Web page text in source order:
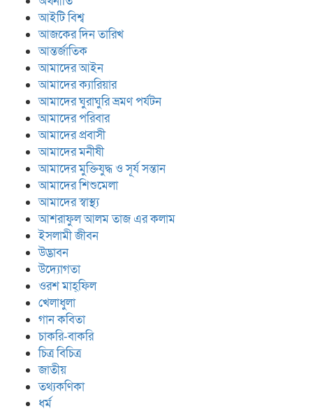
আইটি বিশ্ব
আজকের দিন তারিখ
আন্তর্জাতিক
আমাদের আইন
আমাদের ক্যারিয়ার
আমাদের ঘুরাঘুরি ভ্রমণ পর্যটন
আমাদের পরিবার
আমাদের প্রবাসী
আমাদের মনীষী
আমাদের মুক্তিযুদ্ধ ও সূর্য সন্তান
আমাদের শিশুমেলা
আমাদের স্বাস্থ্য
আশরাফুল আলম তাজ এর কলাম
ইসলামী জীবন
উদ্ভাবন
উদ্যোগতা
ওরশ মাহ্ফিল
খেলাধুলা
গান কবিতা
চাকরি-বাকরি
চিত্র বিচিত্র
জাতীয়
তথ্যকণিকা
ধর্ম